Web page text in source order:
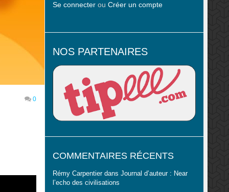
0
Se connecterou Créer un compte
NOS PARTENAIRES
COMMENTAIRES RÉCENTS
Rémy Carpentierdans Journal d’auteur : Near
l’echo des civilisations